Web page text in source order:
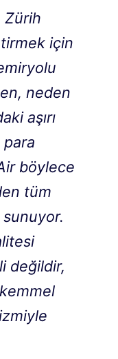
Zürih
için
neden
aşırı
para
böylece
tüm
sunuyor.
değildir,